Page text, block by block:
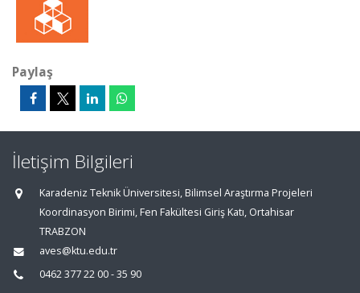
Paylaş
İletişim Bilgileri
Karadeniz Teknik Üniversitesi, Bilimsel Araştırma Projeleri
Koordinasyon Birimi, Fen Fakültesi Giriş Katı, Ortahisar
TRABZON
aves@ktu.edu.tr
0462 377 22 00 - 35 90